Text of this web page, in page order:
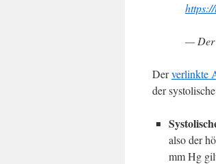
— Der
Derverlinkte
der
also der
mm Hg